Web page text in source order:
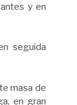
y en
seguida
masa de
en gran